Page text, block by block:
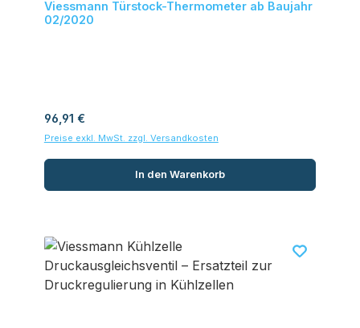
Viessmann Türstock-Thermometer ab Baujahr
02/2020
Regulärer Preis:
96,91 €
Preise exkl. MwSt. zzgl. Versandkosten
In den Warenkorb